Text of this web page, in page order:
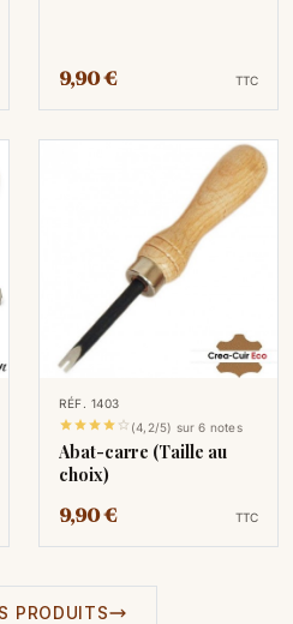
9,90 € TTC
RÉF. 1403
  (4,2/5) sur 6 notes
Abat-carre (Taille au
choix)
9,90 € TTC
PRODUITS